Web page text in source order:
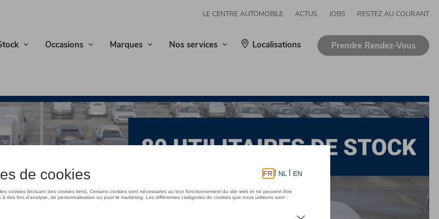
LE CENTRE AUTOMOBILE ACTUS JOBS RESTEZ AU COURANT
Occasions Marques Nos services Localisations Prendre Rendez-Vous